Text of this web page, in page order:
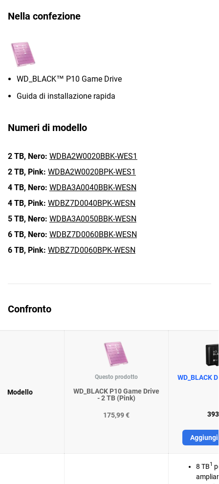
Nella confezione
WD_BLACK™ P10 Game Drive
Guida di installazione rapida
Numeri di modello
2 TB, Nero: WDBA2W0020BBK-WES1
2 TB, Pink: WDBA2W0020BPK-WES1
4 TB, Nero: WDBA3A0040BBK-WESN
4 TB, Pink: WDBZ7D0040BPK-WESN
5 TB, Nero: WDBA3A0050BBK-WESN
6 TB, Nero: WDBZ7D0060BBK-WESN
6 TB, Pink: WDBZ7D0060BPK-WESN
Confronto
Modello
Questo prodotto
WD_BLACK P10 Game Drive
- 2 TB (Pink)
175,99 €
WD_BLACK
8 TB1